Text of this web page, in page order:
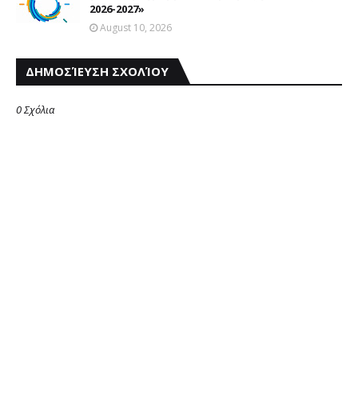
2026-2027»
August 10, 2026
ΔΗΜΟΣΊΕΥΣΗ ΣΧΟΛΊΟΥ
0 Σχόλια